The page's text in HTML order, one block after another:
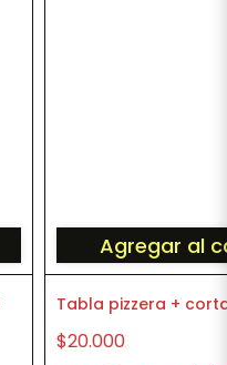
Agregar al
Tabla pizzera +
$20.000